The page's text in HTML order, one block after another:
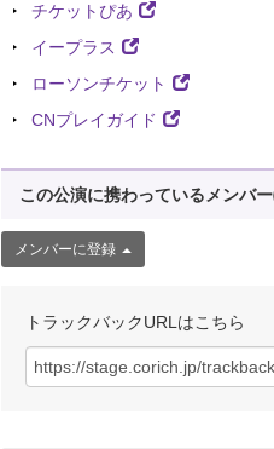
チケットぴあ
イープラス
ローソンチケット
CNプレイガイド
この公演に携わっているメンバー
メンバーに登録
トラックバックURLはこちら